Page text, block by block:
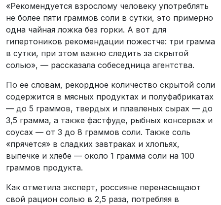
«Рекомендуется взрослому человеку употреблять
не более пяти граммов соли в сутки, это примерно
одна чайная ложка без горки. А вот для
гипертоников рекомендации пожестче: три грамма
в сутки, при этом важно следить за скрытой
солью», — рассказала собеседница агентства.
По ее словам, рекордное количество скрытой соли
содержится в мясных продуктах и полуфабрикатах
— до 5 граммов, твердых и плавленых сырах — до
3,5 грамма, а также фастфуде, рыбных консервах и
соусах — от 3 до 8 граммов соли. Также соль
«прячется» в сладких завтраках и хлопьях,
выпечке и хлебе — около 1 грамма соли на 100
граммов продукта.
Как отметила эксперт, россияне перенасыщают
свой рацион солью в 2,5 раза, потребляя в